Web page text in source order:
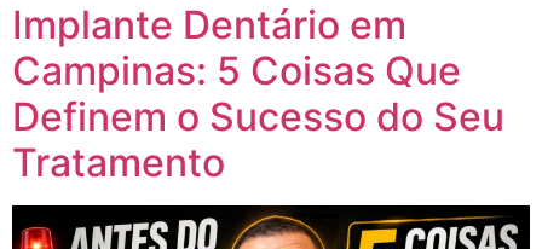
Implante Dentário em
Campinas: 5 Coisas Que
Definem o Sucesso do Seu
Tratamento